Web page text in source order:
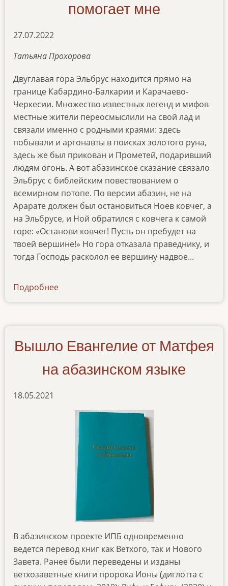
помогает мне
27.07.2022
Татьяна Прохорова
Двуглавая гора Эльбрус находится прямо на
границе Кабардино-Балкарии и Карачаево-
Черкесии. Множество известных легенд и мифов
местные жители переосмыслили на свой лад и
связали именно с родными краями: здесь
побывали и аргонавты в поисках золотого руна,
здесь же был прикован и Прометей, подаривший
людям огонь. А вот абазинское сказание связало
Эльбрус с библейским повествованием о
всемирном потопе. По версии абазин, не на
Арарате должен был остановиться Ноев ковчег, а
на Эльбрусе, и Ной обратился с ковчега к самой
горе: «Останови ковчег! Пусть он пребудет на
твоей вершине!» Но гора отказала праведнику, и
тогда Господь расколол ее вершину надвое...
Подробнее
Вышло Евангелие от Матфея
на абазинском языке
18.05.2021
В абазинском проекте ИПБ одновременно
ведется перевод книг как Ветхого, так и Нового
Завета. Ранее были переведены и изданы
ветхозаветные книги пророка Ионы (диглотта с